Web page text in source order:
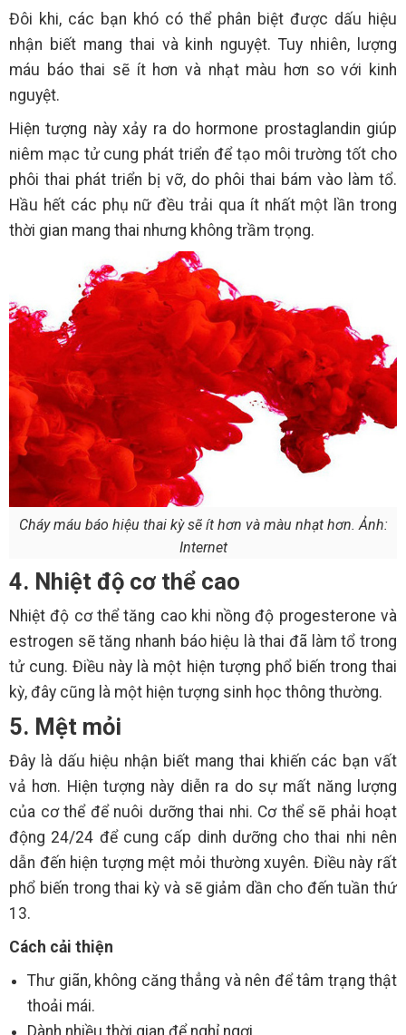
Đôi khi, các bạn khó có thể phân biệt được dấu hiệu
nhận biết mang thai và kinh nguyệt. Tuy nhiên, lượng
máu báo thai sẽ ít hơn và nhạt màu hơn so với kinh
nguyệt.
Hiện tượng này xảy ra do hormone prostaglandin giúp
niêm mạc tử cung phát triển để tạo môi trường tốt cho
phôi thai phát triển bị vỡ, do phôi thai bám vào làm tổ.
Hầu hết các phụ nữ đều trải qua ít nhất một lần trong
thời gian mang thai nhưng không trầm trọng.
Cháy máu báo hiệu thai kỳ sẽ ít hơn và màu nhạt hơn. Ảnh:
Internet
4. Nhiệt độ cơ thể cao
Nhiệt độ cơ thể tăng cao khi nồng độ progesterone và
estrogen sẽ tăng nhanh báo hiệu là thai đã làm tổ trong
tử cung. Điều này là một hiện tượng phổ biến trong thai
kỳ, đây cũng là một hiện tượng sinh học thông thường.
5. Mệt mỏi
Đây là dấu hiệu nhận biết mang thai khiến các bạn vất
vả hơn. Hiện tượng này diễn ra do sự mất năng lượng
của cơ thể để nuôi dưỡng thai nhi. Cơ thể sẽ phải hoạt
động 24/24 để cung cấp dinh dưỡng cho thai nhi nên
dẫn đến hiện tượng mệt mỏi thường xuyên. Điều này rất
phổ biến trong thai kỳ và sẽ giảm dần cho đến tuần thứ
13.
Cách cải thiện
Thư giãn, không căng thẳng và nên để tâm trạng thật
thoải mái.
Dành nhiều thời gian để nghỉ ngơi.